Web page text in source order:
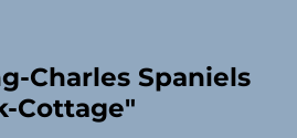
Charles Spaniels
Cottage"